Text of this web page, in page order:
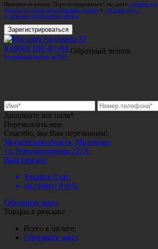
Нажимая на кнопку "Зарегистрироваться", вы даете согласие на
обработку своих персональных данных и соглашаетесь с
условиями пользования сайтом
Зарегистрироваться
8 (800) 100-81-84
Бесплатный звонок по РФ.
Обратный звонок
Заполните все поля*
Перезвонить мне
Спасибо, мы Вам перезвоним!
Московская область, Молоково,
ул. Революционная 227А
Ваш рюкзак:
Товаров 0 шт.
на сумму: 0 руб.
Оформить заказ
Товары в рюкзаке
Всего к оплате:
Оформить заказ